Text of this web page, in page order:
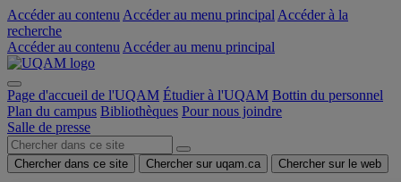
Accéder au contenu Accéder au menu principal Accéder à la
recherche
Accéder au contenu Accéder au menu principal
Page d'accueil de l'UQAM Étudier à l'UQAM Bottin du personnel
Plan du campus Bibliothèques Pour nous joindre
Salle de presse
Chercher dans ce site Chercher sur uqam.ca Chercher sur le web